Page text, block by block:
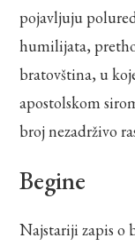
pojavljuju
humilijata,
bratovština, u
apostolskom
broj nezadrživo
Begine
Najstariji zapis o